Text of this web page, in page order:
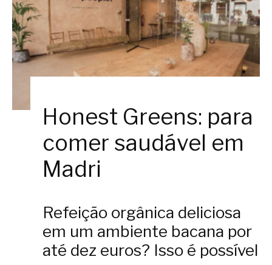
Honest Greens: para
comer saudável em
Madri
Refeição orgânica deliciosa
em um ambiente bacana por
até dez euros? Isso é possível